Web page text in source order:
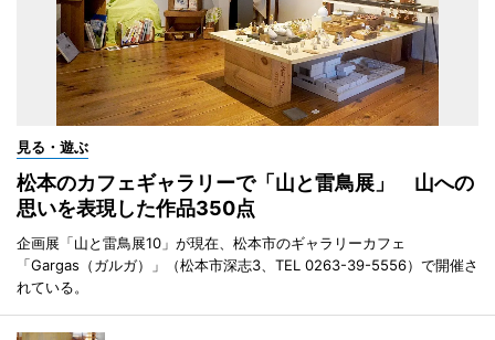
見る・遊ぶ
松本のカフェギャラリーで「山と雷鳥展」 山への
思いを表現した作品350点
企画展「山と雷鳥展10」が現在、松本市のギャラリーカフェ
「Gargas（ガルガ）」（松本市深志3、TEL 0263-39-5556）で開催さ
れている。